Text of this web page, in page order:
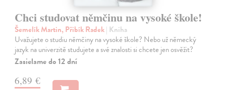
Chci studovat němčinu na vysoké škole!
Šemelík Martin, Přibík Radek| Kniha
Uvažujete o studiu němčiny na vysoké škole? Nebo už německý
jazyk na univerzitě studujete a své znalosti si chcete jen osvěžit?
Zasielame do 12 dní
6,89 €